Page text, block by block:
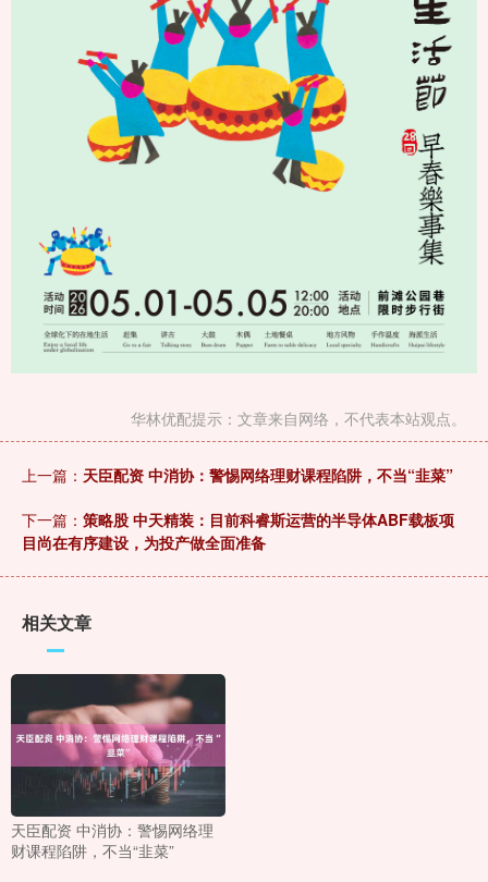
华林优配提示：文章来自网络，不代表本站观点。
上一篇： 天臣配资 中消协：警惕网络理财课程陷阱，不当“韭菜”
下一篇： 策略股 中天精装：目前科睿斯运营的半导体ABF载板项
目尚在有序建设，为投产做全面准备
相关文章
天臣配资 中消协：警惕网络理
财课程陷阱，不当“韭菜”